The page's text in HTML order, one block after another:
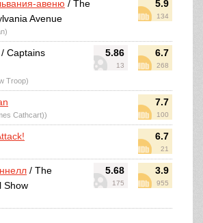
5.9
134
авеню / The
Avenue
5.86
13
6.7
268
/ Captains
Troop)
7.7
100
Cathcart))
6.7
21
5.68
175
3.9
955
/ The
Show